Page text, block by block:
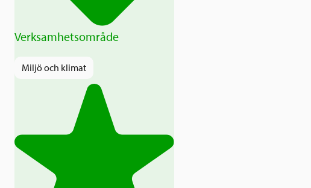
Verksamhetsområde
Miljö och klimat